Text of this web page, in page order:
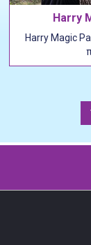
Harry
Harry Magic